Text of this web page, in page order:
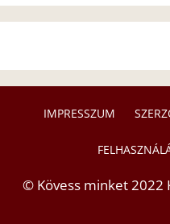
IMPRESSZUM
© Kövess minket 2022